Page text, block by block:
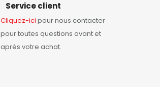
Service client
Cliquez-ici pour nous contacter
pour toutes questions avant et
après votre achat.